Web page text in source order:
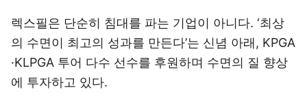
렉스필은 단순히 침대를 파는 기업이 아니다. ‘최상
의 수면이 최고의 성과를 만든다’는 신념 아래, KPGA
·KLPGA 투어 다수 선수를 후원하며 수면의 질 향상
에 투자하고 있다.